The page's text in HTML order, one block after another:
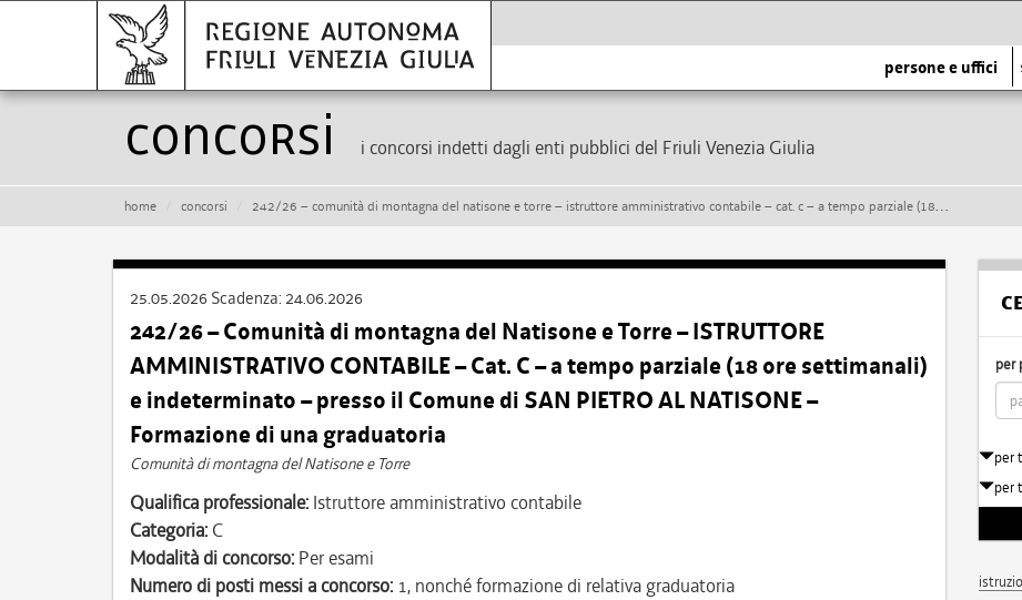
persone e uffici
Concorsi i concorsi indetti dagli enti pubblici del Friuli Venezia Giulia
home concorsi 242/26 – comunità di montagna del natisone e torre – istruttore amministrativo contabile – cat. c – a tempo parziale (18 ore settimanali) e indeterminato – presso il comune di san pietro al natisone – formazione di una graduatoria
25.05.2026 Scadenza: 24.06.2026
242/26 – Comunità di montagna del Natisone e Torre – ISTRUTTORE
AMMINISTRATIVO CONTABILE – Cat. C – a tempo parziale (18 ore settimanali)
e indeterminato – presso il Comune di SAN PIETRO AL NATISONE –
Formazione di una graduatoria
Comunità di montagna del Natisone e Torre
Qualifica professionale: Istruttore amministrativo contabile
Categoria: C
Modalità di concorso: Per esami
Numero di posti messi a concorso: 1, nonché formazione di relativa graduatoria
per
per
per